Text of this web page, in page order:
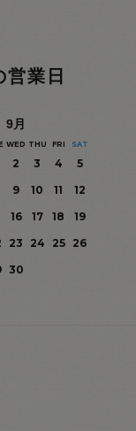
業日
9月
WED THU FRI SAT
2 3 4
5
9 10 11
12
16 17 18
19
23 24 25
26
30